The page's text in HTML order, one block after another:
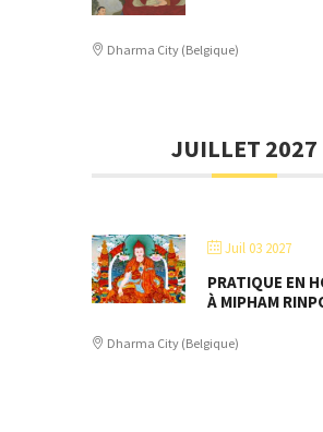
Dharma City (Belgique)
JUILLET 2027
Juil 03 2027
PRATIQUE EN
À MIPHAM
Dharma City (Belgique)